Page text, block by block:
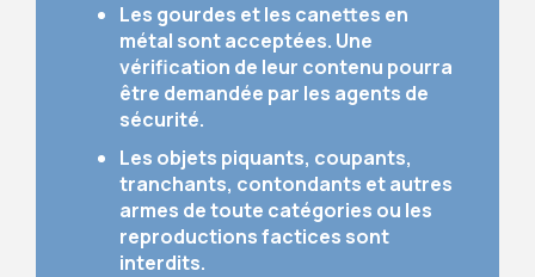
Les gourdes et les canettes en
métal sont acceptées. Une
vérification de leur contenu pourra
être demandée par les agents de
sécurité.
Les objets piquants, coupants,
tranchants, contondants et autres
armes de toute catégories ou les
reproductions factices sont
interdits.